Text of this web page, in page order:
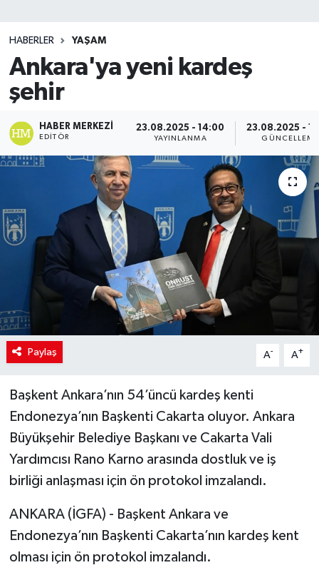
HABERLER YAŞAM
Ankara'ya yeni kardeş
şehir
HABER MERKEZI
EDITÖR
23.08.2025 - 14:00
YAYINLANMA
23.08.2025 -
GÜNCELLEME
Paylaş A- A+
Başkent Ankara’nın 54’üncü kardeş kenti
Endonezya’nın Başkenti Cakarta oluyor. Ankara
Büyükşehir Belediye Başkanı ve Cakarta Vali
Yardımcısı Rano Karno arasında dostluk ve iş
birliği anlaşması için ön protokol imzalandı.
ANKARA (İGFA) - Başkent Ankara ve
Endonezya’nın Başkenti Cakarta’nın kardeş kent
olması için ön protokol imzalandı.
Teknoloji
TRABZON
TRABZONSPOR
Yaşam